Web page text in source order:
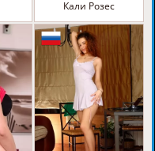
Кали Розес